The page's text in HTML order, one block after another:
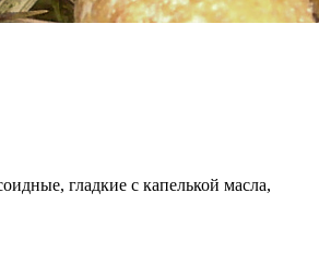
гладкие с капелькой масла,